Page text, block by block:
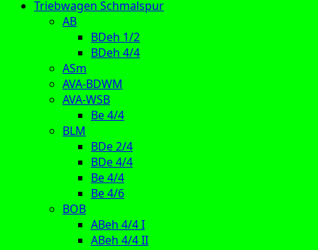
Triebwagen Schmalspur
AB
BDeh 1/2
BDeh 4/4
ASm
AVA-BDWM
AVA-WSB
Be 4/4
BLM
BDe 2/4
BDe 4/4
Be 4/4
Be 4/6
BOB
ABeh 4/4 I
ABeh 4/4 II